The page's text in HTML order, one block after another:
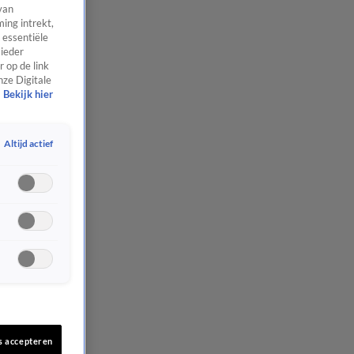
intrekt,
op de link
Digitale
Bekijk hier
Altijd actief
accepteren